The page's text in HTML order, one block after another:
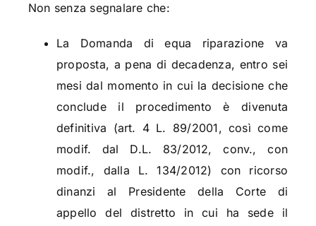
Non senza segnalare che:
La Domanda di equa riparazione va
proposta, a pena di decadenza, entro sei
mesi dal momento in cui la decisione che
conclude il procedimento è divenuta
definitiva (art. 4 L. 89/2001, così come
modif. dal D.L. 83/2012, conv., con
modif., dalla L. 134/2012) con ricorso
dinanzi al Presidente della Corte di
appello del distretto in cui ha sede il